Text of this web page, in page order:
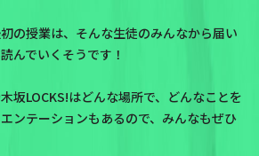
の授業は、そんな生徒のみんなから届い
んでいくそうです！
坂LOCKS!はどんな場所で、どんなことを
ンテーションもあるので、みんなもぜひ